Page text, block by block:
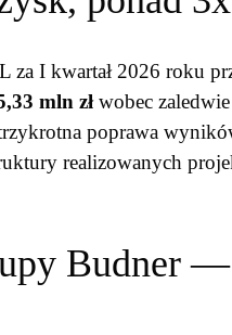
I kwartał 2026 roku
mln złwobec
poprawa
realizowanych
Budner